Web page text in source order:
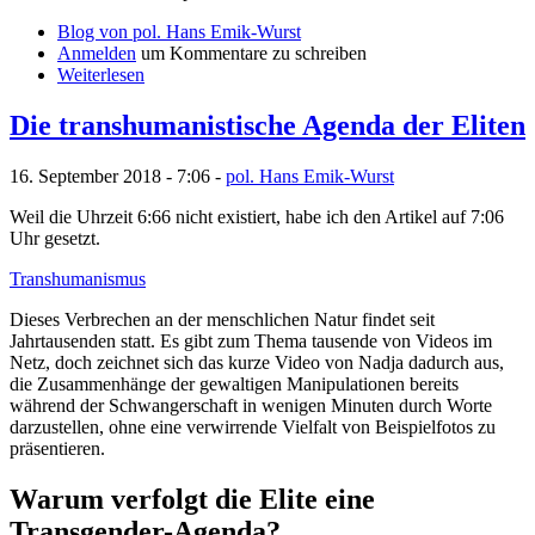
Blog von pol. Hans Emik-Wurst
Anmelden um Kommentare zu schreiben
Weiterlesen
Die transhumanistische Agenda der Eliten
16. September 2018 - 7:06 - pol. Hans Emik-Wurst
Weil die Uhrzeit 6:66 nicht existiert, habe ich den Artikel auf 7:06
Uhr gesetzt.
Transhumanismus
Dieses Verbrechen an der menschlichen Natur findet seit
Jahrtausenden statt. Es gibt zum Thema tausende von Videos im
Netz, doch zeichnet sich das kurze Video von Nadja dadurch aus,
die Zusammenhänge der gewaltigen Manipulationen bereits
während der Schwangerschaft in wenigen Minuten durch Worte
darzustellen, ohne eine verwirrende Vielfalt von Beispielfotos zu
präsentieren.
Warum verfolgt die Elite eine